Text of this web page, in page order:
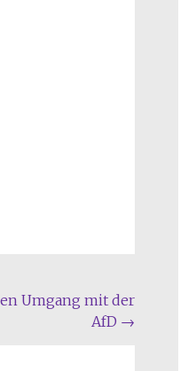
Umgang mit der
AfD →